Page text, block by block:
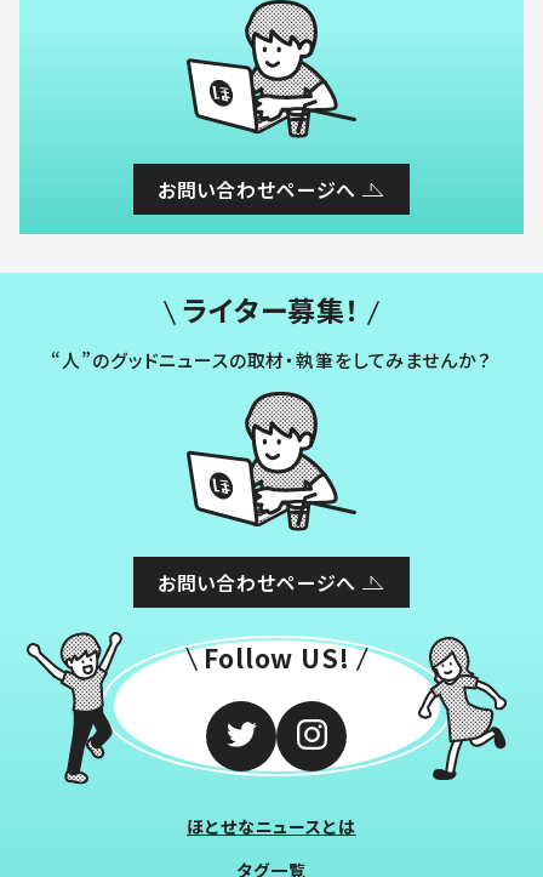
お問い合わせページへ
ライター募集！
“人”のグッドニュースの取材・執筆をしてみませんか？
お問い合わせページへ
Follow US!
ほとせなニュースとは
タグ一覧